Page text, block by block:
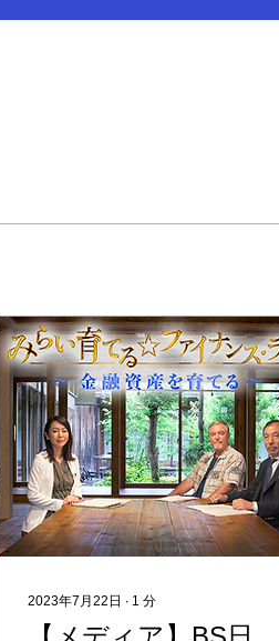
2023年7月22日 ∙ 1 分